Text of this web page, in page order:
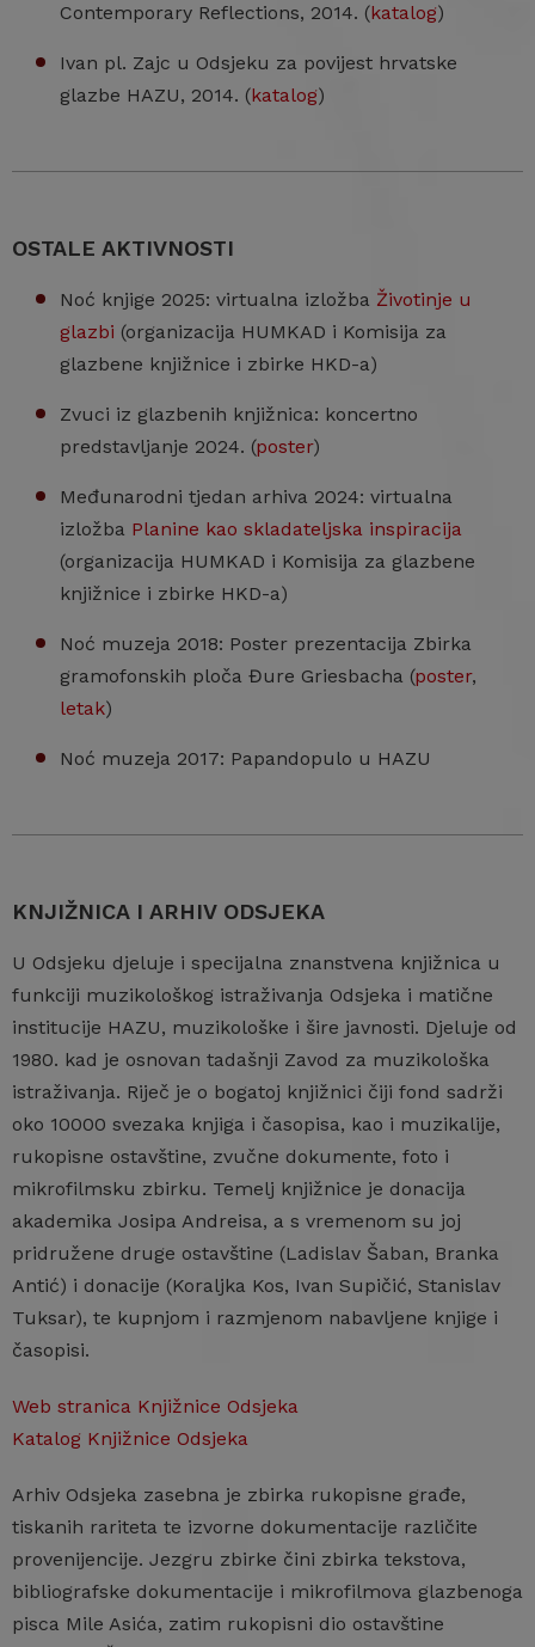
Contemporary Reflections, 2014. (katalog)
Ivan pl. Zajc u Odsjeku za povijest hrvatske
glazbe HAZU, 2014. (katalog)
OSTALE AKTIVNOSTI
Noć knjige 2025: virtualna izložba Životinje u
glazbi (organizacija HUMKAD i Komisija za
glazbene knjižnice i zbirke HKD-a)
Zvuci iz glazbenih knjižnica: koncertno
predstavljanje 2024. (poster)
Međunarodni tjedan arhiva 2024: virtualna
izložba Planine kao skladateljska inspiracija
(organizacija HUMKAD i Komisija za glazbene
knjižnice i zbirke HKD-a)
Noć muzeja 2018: Poster prezentacija Zbirka
gramofonskih ploča Đure Griesbacha (poster,
letak)
Noć muzeja 2017: Papandopulo u HAZU
KNJIŽNICA I ARHIV ODSJEKA
U Odsjeku djeluje i specijalna znanstvena knjižnica u
funkciji muzikološkog istraživanja Odsjeka i matične
institucije HAZU, muzikološke i šire javnosti. Djeluje od
1980. kad je osnovan tadašnji Zavod za muzikološka
istraživanja. Riječ je o bogatoj knjižnici čiji fond sadrži
oko 10000 svezaka knjiga i časopisa, kao i muzikalije,
rukopisne ostavštine, zvučne dokumente, foto i
mikrofilmsku zbirku. Temelj knjižnice je donacija
akademika Josipa Andreisa, a s vremenom su joj
pridružene druge ostavštine (Ladislav Šaban, Branka
Antić) i donacije (Koraljka Kos, Ivan Supičić, Stanislav
Tuksar), te kupnjom i razmjenom nabavljene knjige i
časopisi.
Web stranica Knjižnice Odsjeka
Katalog Knjižnice Odsjeka
Arhiv Odsjeka zasebna je zbirka rukopisne građe,
tiskanih rariteta te izvorne dokumentacije različite
provenijencije. Jezgru zbirke čini zbirka tekstova,
bibliografske dokumentacije i mikrofilmova glazbenoga
pisca Mile Asića, zatim rukopisni dio ostavštine